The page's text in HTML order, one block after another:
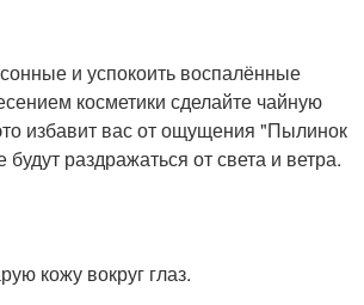
и успокоить воспалённые
косметики сделайте чайную
избавит вас от ощущения "Пылинок
будут раздражаться от света и ветра.
кожу вокруг глаз.